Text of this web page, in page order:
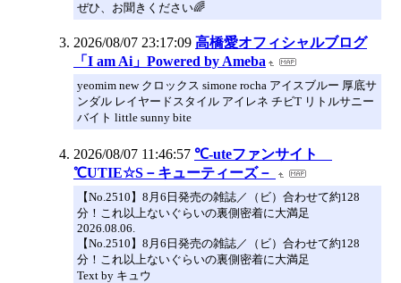
ぜひ、お聞きください🌈
2026/08/07 23:17:09 高橋愛オフィシャルブログ
「I am Ai」Powered by Ameba
yeomim new クロックス simone rocha アイスブルー 厚底サ
ンダル レイヤードスタイル アイレネ チビT リトルサニー
バイト little sunny bite
2026/08/07 11:46:57 ℃-uteファンサイト
℃UTIE☆S－キューティーズ－
【No.2510】8月6日発売の雑誌／（ビ）合わせて約128
分！これ以上ないぐらいの裏側密着に大満足
2026.08.06.
【No.2510】8月6日発売の雑誌／（ビ）合わせて約128
分！これ以上ないぐらいの裏側密着に大満足
Text by キュウ